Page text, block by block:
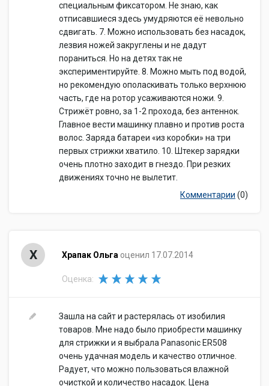
специальным фиксатором. Не знаю, как
отписавшиеся здесь умудряются её невольно
сдвигать. 7. Можно использовать без насадок,
лезвия ножей закруглены и не дадут
пораниться. Но на детях так не
экспериментируйте. 8. Можно мыть под водой,
но рекомендую ополаскивать только верхнюю
часть, где на ротор усаживаются ножи. 9.
Стрижёт ровно, за 1-2 прохода, без антеннок.
Главное вести машинку плавно и против роста
волос. Заряда батареи «из коробки» на три
первых стрижки хватило. 10. Штекер зарядки
очень плотно заходит в гнездо. При резких
движениях точно не вылетит.
Комментарии (0)
Х Храпак Ольга оценил 17.07.2014
Оценка:
Зашла на сайт и растерялась от изобилия
товаров. Мне надо было приобрести машинку
для стрижки и я выбрала Panasonic ER508
очень удачная модель и качество отличное.
Радует, что можно пользоваться влажной
очисткой и количество насадок. Цена